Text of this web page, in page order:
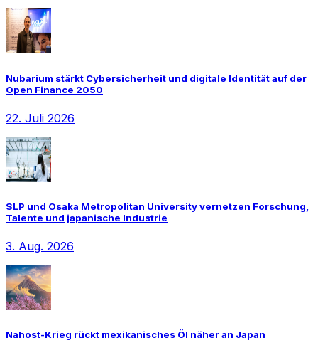
Nubarium stärkt Cybersicherheit und digitale Identität auf der
Open Finance 2050
22. Juli 2026
SLP und Osaka Metropolitan University vernetzen Forschung,
Talente und japanische Industrie
3. Aug. 2026
Nahost-Krieg rückt mexikanisches Öl näher an Japan